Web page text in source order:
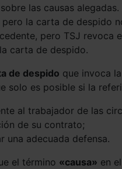
las causas
pero la carta de despido
pero TSJ revoca
carta de despido.
de despido que invoca
solo es posible si la
al trabajador de las
de su contrato;
una adecuada defensa.
el término «causa» en